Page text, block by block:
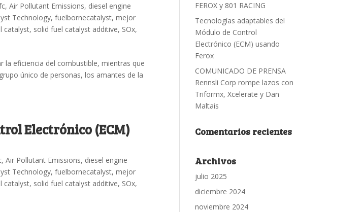
,Air Pollutant Emissions, diesel engine
Technology,fuelbornecatalyst,mejor
catalyst, solid fuel catalyst additive, SOx,
eficiencia del combustible, mientras que
único de personas, los amantes de la
Electrónico (ECM)
,Air Pollutant Emissions, diesel engine
Technology,fuelbornecatalyst,mejor
catalyst, solid fuel catalyst additive, SOx,
FEROX y 801 RACING
Tecnologías adaptables del
Módulo de Control
Electrónico (ECM) usando
Ferox
COMUNICADO DE PRENSA
Rennsli Corp rompe lazos con
Triformx, Xcelerate y Dan
Maltais
Comentarios recientes
Archivos
julio 2025
diciembre 2024
noviembre 2024